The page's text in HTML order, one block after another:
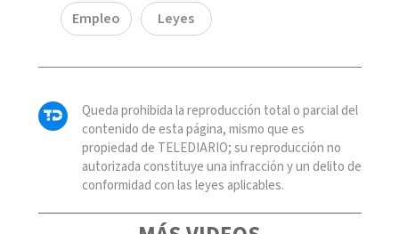
Empleo Leyes
Queda prohibida la reproducción total o parcial del
contenido de esta página, mismo que es
propiedad de TELEDIARIO; su reproducción no
autorizada constituye una infracción y un delito de
conformidad con las leyes aplicables.